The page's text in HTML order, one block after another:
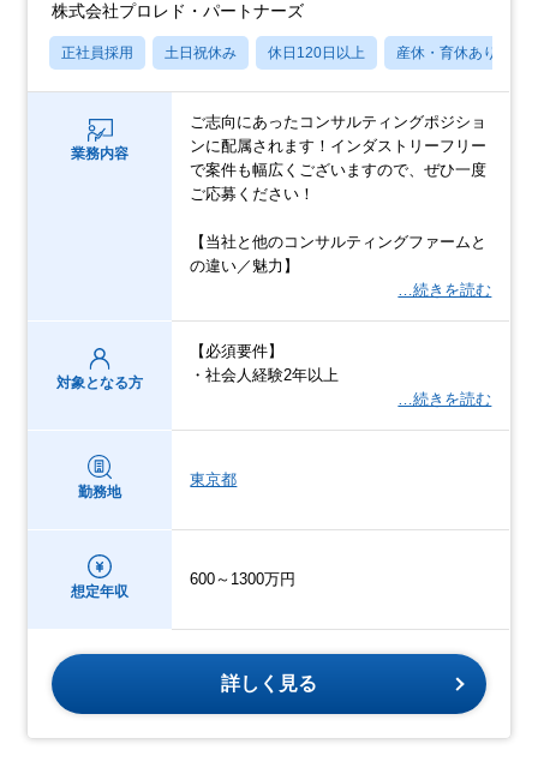
株式会社プロレド・パートナーズ
正社員採用 土日祝休み 休日120日以上 産休・育休あり
業務内容
ご志向にあったコンサルティングポジショ
ンに配属されます！インダストリーフリー
で案件も幅広くございますので、ぜひ一度
ご応募ください！
【当社と他のコンサルティングファームと
の違い／魅力】
…続きを読む
対象となる方
【必須要件】
・社会人経験2年以上
…続きを読む
勤務地
東京都
想定年収
600～1300万円
詳しく見る